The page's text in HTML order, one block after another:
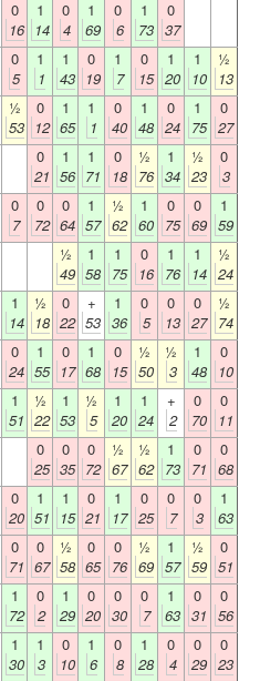
0
16
1
14
0
4
1
69
0
6
1
73
0
37
0
5
1
1
1
43
0
19
1
7
0
15
1
20
1
10
½
13
½
53
0
12
1
65
1
1
0
40
1
48
0
24
1
75
0
27
0
21
1
56
1
71
0
18
½
76
1
34
½
23
0
3
0
7
0
72
0
64
1
57
½
62
1
60
0
75
0
69
1
59
½
49
1
58
1
75
0
16
1
76
1
14
½
24
1
14
½
18
0
22
+
53
1
36
0
5
0
13
0
27
½
74
0
24
1
55
0
17
1
68
0
15
½
50
½
3
1
48
0
10
1
51
½
22
1
53
½
5
1
20
1
24
+
2
0
70
0
11
0
25
0
35
0
72
½
67
½
62
1
73
0
71
0
68
0
20
1
51
1
15
0
21
1
17
0
25
0
7
0
3
1
63
0
71
0
67
½
58
0
65
0
76
½
69
1
57
½
59
0
51
1
72
0
2
1
29
0
20
0
30
0
7
1
63
0
31
0
56
1
30
1
3
0
10
1
6
0
8
1
28
0
4
0
29
0
23